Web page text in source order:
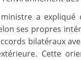
a
ses propres
bilatéraux
Cette